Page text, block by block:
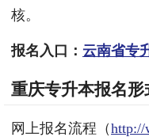
核。
报名入口： 云南省专
重庆专升本报名形
网上报名流程（http://